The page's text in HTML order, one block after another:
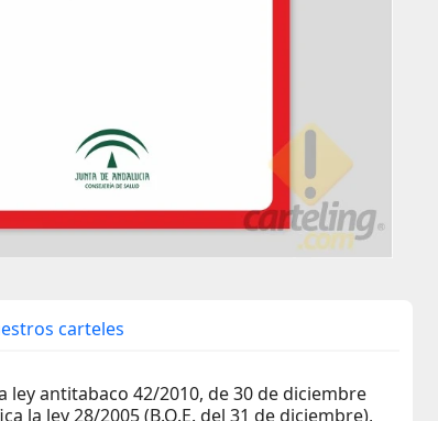
carteles
ley antitabaco 42/2010, de 30 de diciembre
la ley 28/2005 (B.O.E. del 31 de diciembre),